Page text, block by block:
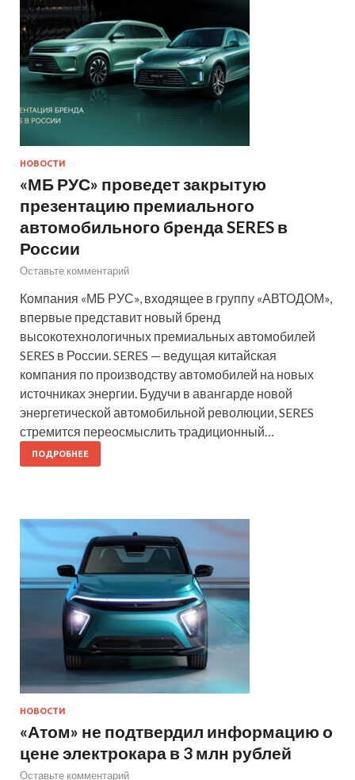
НОВОСТИ
«МБ РУС» проведет закрытую
презентацию премиального
автомобильного бренда SERES в
России
Оставьте комментарий
Компания «МБ РУС», входящее в группу «АВТОДОМ»,
впервые представит новый бренд
высокотехнологичных премиальных автомобилей
SERES в России. SERES — ведущая китайская
компания по производству автомобилей на новых
источниках энергии. Будучи в авангарде новой
энергетической автомобильной революции, SERES
стремится переосмыслить традиционный…
ПОДРОБНЕЕ
НОВОСТИ
«Атом» не подтвердил информацию о
цене электрокара в 3 млн рублей
Оставьте комментарий